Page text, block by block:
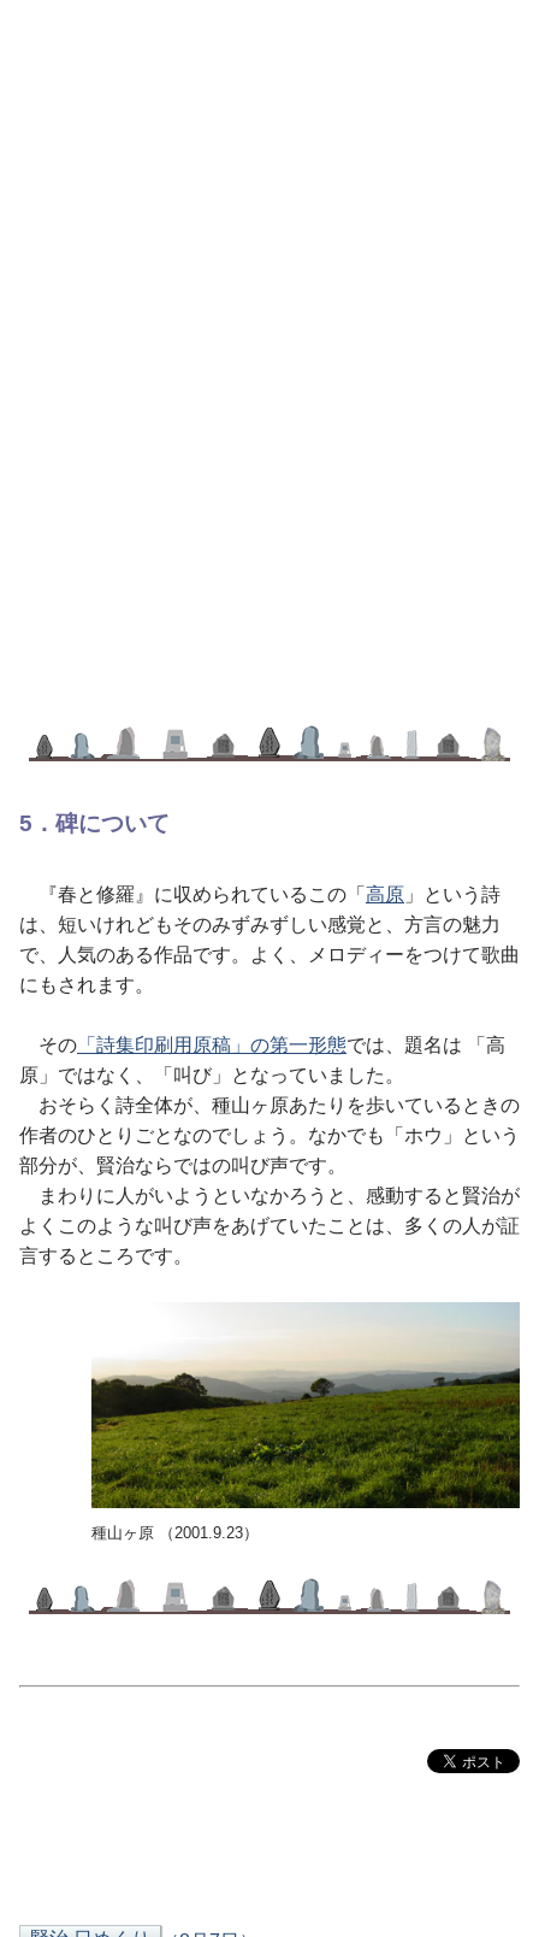
5．碑について
『春と修羅』に収められているこの「 高原 」という詩
は、短いけれどもそのみずみずしい感覚と、方言の魅力
で、人気のある作品です。よく、メロディーをつけて歌曲
にもされます。
その 「詩集印刷用原稿」の第一形態では、題名は 「高
原」ではなく、「叫び」となっていました。
おそらく詩全体が、種山ヶ原あたりを歩いているときの
作者のひとりごとなのでしょう。なかでも「ホウ」という
部分が、賢治ならではの叫び声です。
まわりに人がいようといなかろうと、感動すると賢治が
よくこのような叫び声をあげていたことは、多くの人が証
言するところです。
種山ヶ原 （2001.9.23）